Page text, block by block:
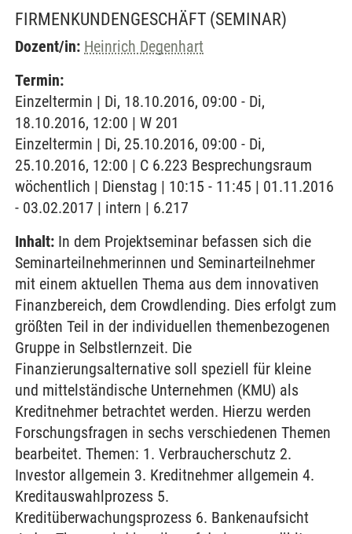
FIRMENKUNDENGESCHÄFT (SEMINAR)
Dozent/in: Heinrich Degenhart
Termin:
Einzeltermin | Di, 18.10.2016, 09:00 - Di,
18.10.2016, 12:00 | W 201
Einzeltermin | Di, 25.10.2016, 09:00 - Di,
25.10.2016, 12:00 | C 6.223 Besprechungsraum
wöchentlich | Dienstag | 10:15 - 11:45 | 01.11.2016
- 03.02.2017 | intern | 6.217
Inhalt: In dem Projektseminar befassen sich die
Seminarteilnehmerinnen und Seminarteilnehmer
mit einem aktuellen Thema aus dem innovativen
Finanzbereich, dem Crowdlending. Dies erfolgt zum
größten Teil in der individuellen themenbezogenen
Gruppe in Selbstlernzeit. Die
Finanzierungsalternative soll speziell für kleine
und mittelständische Unternehmen (KMU) als
Kreditnehmer betrachtet werden. Hierzu werden
Forschungsfragen in sechs verschiedenen Themen
bearbeitet. Themen: 1. Verbraucherschutz 2.
Investor allgemein 3. Kreditnehmer allgemein 4.
Kreditauswahlprozess 5.
Kreditüberwachungsprozess 6. Bankenaufsicht